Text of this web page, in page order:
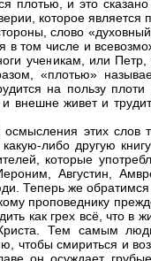
плотью, и это
которое является
слово
в том числе и
ученикам, или Петр,
«плотью»
на пользу
и внешне живет и
осмысления этих
либо другую
которые
Августин,
Теперь же
проповеднику
как грех всё, что в
Тем самым
чтобы смириться и